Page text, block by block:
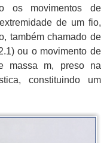
os movimentos de
de um fio,
também chamado de
ou o movimento de
massa m, preso na
constituindo um